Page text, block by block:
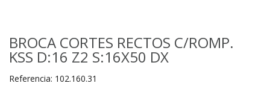
BROCA CORTES RECTOS C/ROMP.
KSS D:16 Z2 S:16X50 DX
Referencia: 102.160.31